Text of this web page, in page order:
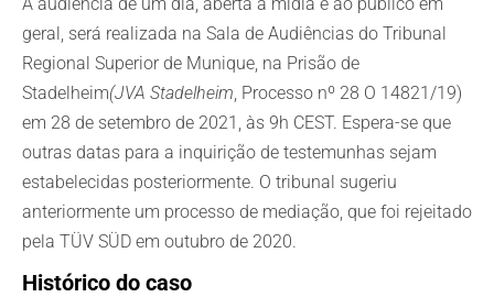
geral, será realizada na Sala de Audiências do Tribunal
Regional Superior de Munique, na Prisão de
Stadelheim(JVA Stadelheim, Processo nº 28 O 14821/19)
em 28 de setembro de 2021, às 9h CEST. Espera-se que
outras datas para a inquirição de testemunhas sejam
estabelecidas posteriormente. O tribunal sugeriu
anteriormente um processo de mediação, que foi rejeitado
pela TÜV SÜD em outubro de 2020.
Histórico do caso